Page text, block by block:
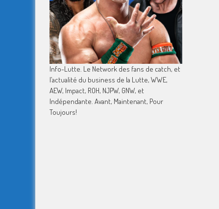
Info-Lutte. Le Network des fans de catch, et
l’actualité du business de la Lutte, WWE,
AEW, Impact, ROH, NJPW, GNW, et
Indépendante. Avant, Maintenant, Pour
Toujours!